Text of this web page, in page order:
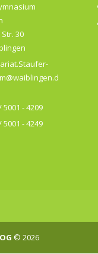
30
5001 - 4209
5001 - 4249
© 2026